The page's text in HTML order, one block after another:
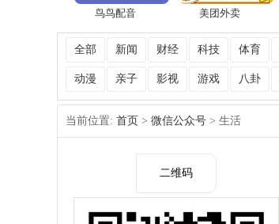
鸟鸟配音 美团外卖
全部 新闻 财经 科技 体育
动漫 亲子 影视 游戏 八卦
当前位置: 首页 > 微信公众号 > 生活
二维码